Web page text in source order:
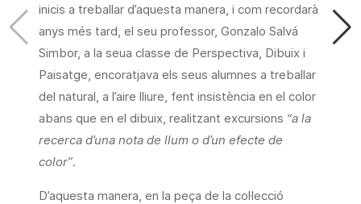
inicis a treballar d’aquesta manera, i com recordarà
anys més tard, el seu professor, Gonzalo Salvá
Simbor, a la seua classe de Perspectiva, Dibuix i
Paisatge, encoratjava els seus alumnes a treballar
del natural, a l’aire lliure, fent insistència en el color
abans que en el dibuix, realitzant excursions “a la
recerca d’una nota de llum o d’un efecte de
color”.
D’aquesta manera, en la peça de la col·lecció